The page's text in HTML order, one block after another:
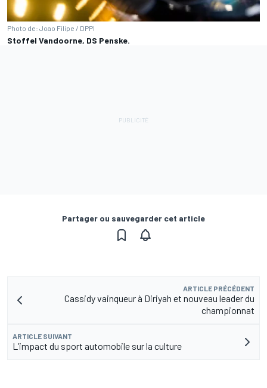
Photo de: Joao Filipe / DPPI
Stoffel Vandoorne, DS Penske.
Partager ou sauvegarder cet article
ARTICLE PRÉCÉDENT
Cassidy vainqueur à Diriyah et nouveau leader du
championnat
ARTICLE SUIVANT
L’impact du sport automobile sur la culture